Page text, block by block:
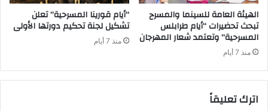
الهيئة العامة للسينما والمسرح
تبحث تحضيرات “أيام طرابلس
المسرحية” وتعتمد شعار المهرجان
منذ 7 أيام
“أيام قورينا المسرحية” تعلن
تشكيل لجنة تحكيم دورتها الأولى
منذ 7 أيام
اترك تعليقاً